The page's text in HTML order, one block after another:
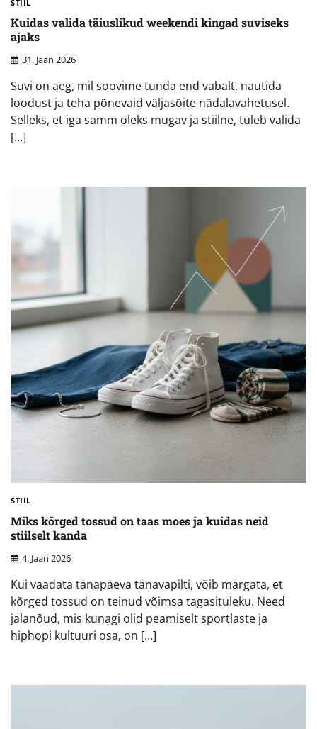
STIIL
Kuidas valida täiuslikud weekendi kingad suviseks
ajaks
31. Jaan 2026
Suvi on aeg, mil soovime tunda end vabalt, nautida
loodust ja teha põnevaid väljasõite nädalavahetusel.
Selleks, et iga samm oleks mugav ja stiilne, tuleb valida
[…]
STIIL
Miks kõrged tossud on taas moes ja kuidas neid
stiilselt kanda
4. Jaan 2026
Kui vaadata tänapäeva tänavapilti, võib märgata, et
kõrged tossud on teinud võimsa tagasituleku. Need
jalanõud, mis kunagi olid peamiselt sportlaste ja
hiphopi kultuuri osa, on […]